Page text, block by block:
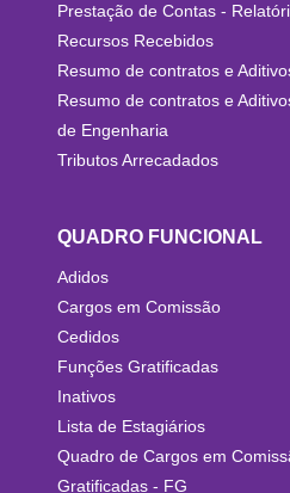
Prestação de Contas -
Recursos Recebidos
Resumo de contratos e
Resumo de contratos e
de Engenharia
Tributos Arrecadados
QUADRO FUNCIONAL
Adidos
Cargos em Comissão
Cedidos
Funções Gratificadas
Inativos
Lista de Estagiários
Quadro de Cargos em
Gratificadas - FG